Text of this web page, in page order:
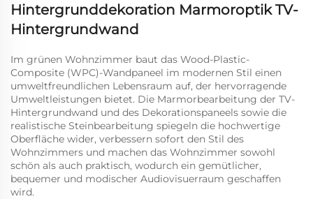
Hintergrunddekoration Marmoroptik TV-
Hintergrundwand
Im grünen Wohnzimmer baut das Wood-Plastic-
Composite (WPC)-Wandpaneel im modernen Stil einen
umweltfreundlichen Lebensraum auf, der hervorragende
Umweltleistungen bietet. Die Marmorbearbeitung der TV-
Hintergrundwand und des Dekorationspaneels sowie die
realistische Steinbearbeitung spiegeln die hochwertige
Oberfläche wider, verbessern sofort den Stil des
Wohnzimmers und machen das Wohnzimmer sowohl
schön als auch praktisch, wodurch ein gemütlicher,
bequemer und modischer Audiovisuerraum geschaffen
wird.